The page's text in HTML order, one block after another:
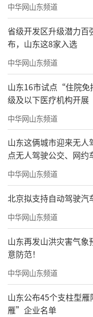
中华网山东频道
省级开发区升级潜力百
布，山东这8家入选
中华网山东频道
山东16市试点“住院
级及以下医疗机构开展
中华网山东频道
山东这俩城市迎来无
点无人驾驶公交、网约
路
中华网山东频道
北京拟支持自动驾驶汽
中华网山东频道
山东再发山洪灾害气
意防范！
中华网山东频道
山东公布45个支柱型
雁”企业名单